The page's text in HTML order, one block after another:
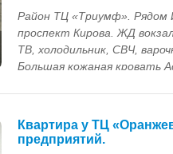
Район ТЦ «Триумф».
проспект Кирова. ЖД
ТВ, холодильник, СВЧ,
Большая кожаная кровать
Квартира у ТЦ
предприятий.